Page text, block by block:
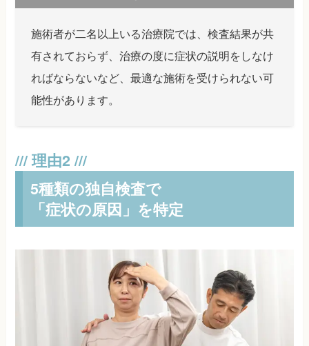
施術者が二名以上いる治療院では、検査結果が共
有されておらず、治療の度に症状の説明をしなけ
ればならないなど、最適な施術を受けられない可
能性があります。
5種類の独自検査で
「症状の原因」を特定